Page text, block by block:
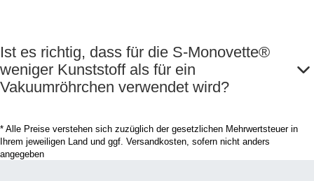
Ist es richtig, dass für die S-Monovette®
weniger Kunststoff als für ein
Vakuumröhrchen verwendet wird?
* Alle Preise verstehen sich zuzüglich der gesetzlichen Mehrwertsteuer in
Ihrem jeweiligen Land und ggf. Versandkosten, sofern nicht anders
angegeben